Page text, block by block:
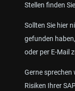
Stellen finden
Sollten Sie hier
gefunden
oder per E-Mail
Gerne sprechen
Risiken Ihrer